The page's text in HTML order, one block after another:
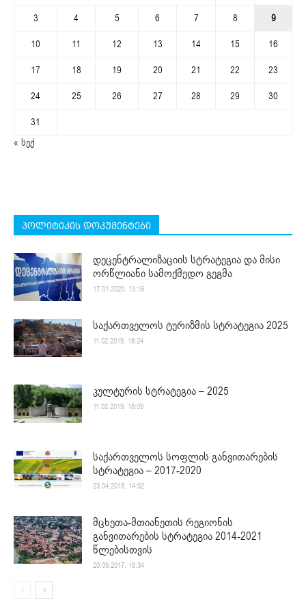
3
4 5 6 7 8
9
10
11 12 13 14 15
16
17
18 19 20 21 22
23
24
25 26 27 28 29
30
31
« სექ
პოლიტიკის დოკუმენტები
დეცენტრალიზაციის სტრატეგია და მისი
ორწლიანი სამოქმედო გეგმა
17.01.2020. 13:16
საქართველოს ტურიზმის სტრატეგია 2025
11.02.2019. 18:24
კულტურის სტრატეგია – 2025
11.02.2019. 18:09
საქართველოს სოფლის განვითარების
სტრატეგია – 2017-2020
23.04.2018. 14:02
მცხეთა-მთიანეთის რეგიონის
განვითარების სტრატეგია 2014-2021
წლებისთვის
20.09.2017. 18:34